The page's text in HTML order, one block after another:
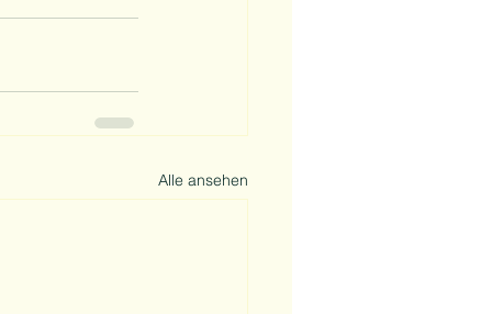
Alle ansehen